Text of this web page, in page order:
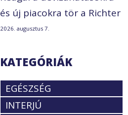
és új piacokra tör a Richter
2026. augusztus 7.
KATEGÓRIÁK
EGÉSZSÉG
INTERJÚ